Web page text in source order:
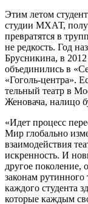
Этим летом
студии МХАТ,
превратятся в
не редкость. Год
Брусникина, в
объеди­нились в
«Гоголь-центра».
тельный театр в
Женовача, нали­цо
«Идет процесс
Мир глобаль­но
взаимодействия
искренность. И
другое поколение,
законам рутинного
каждого студента
которые каждым